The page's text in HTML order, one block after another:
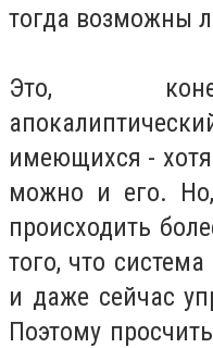
тогда возможны
Это,
имеющихся -
можно и его.
происходить
того, что
и даже сейчас
Поэтому